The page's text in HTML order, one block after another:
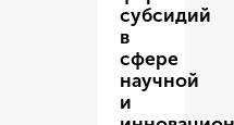
субсидий
в
сфере
научной
и